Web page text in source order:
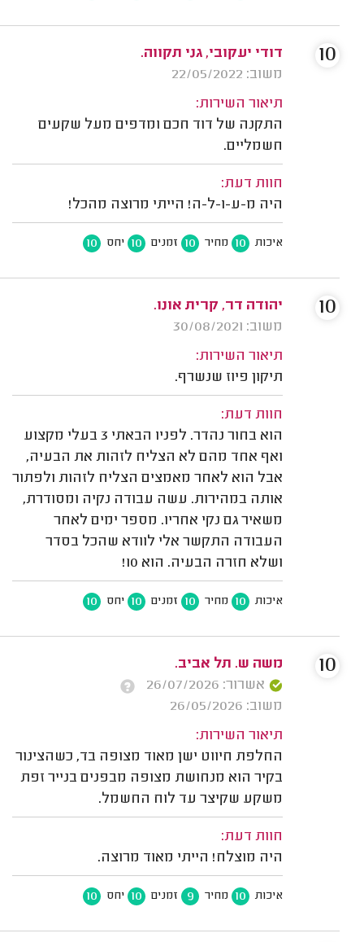
דודי יעקובי, גני תקווה.
משוב: 22/05/2022
תיאור השירות:
התקנה של דוד חכם ומדפים מעל שקעים
חשמליים.
חוות דעת:
היה מ-ע-ו-ל-ה! הייתי מרוצה מהכל!
איכות 10 מחיר 10 זמנים 10 יחס 10
10
יהודה דר, קרית אונו.
משוב: 30/08/2021
תיאור השירות:
תיקון פיוז שנשרף.
חוות דעת:
הוא בחור נהדר. לפניו הבאתי 3 בעלי מקצוע
ואף אחד מהם לא הצליח לזהות את הבעיה,
אבל הוא לאחר מאמצים הצליח לזהות ולפתור
אותה במהירות. עשה עבודה נקיה ומסודרת,
משאיר גם נקי אחריו. מספר ימים לאחר
העבודה התקשר אלי לוודא שהכל בסדר
ושלא חזרה הבעיה. הוא 10!
איכות 10 מחיר 10 זמנים 10 יחס 10
10
משה ש. תל אביב.
אשרור: 26/07/2026
משוב: 26/05/2026
תיאור השירות:
החלפת חיווט ישן מאוד מצופה בד, כשהצינור
בקיר הוא מנחושת מצופה מבפנים בנייר זפת
משקע שקיצר עד לוח החשמל.
חוות דעת:
היה מוצלח! הייתי מאוד מרוצה.
איכות 10 מחיר 9 זמנים 10 יחס 10
10